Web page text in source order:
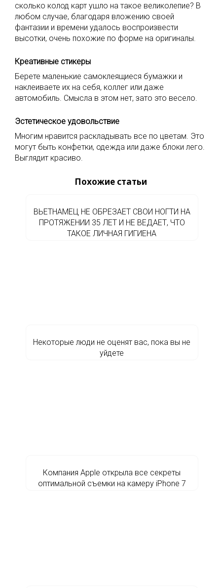
сколько колод карт ушло на такое великолепие? В
любом случае, благодаря вложению своей
фантазии и времени удалось воспроизвести
высотки, очень похожие по форме на оригиналы.
Креативные стикеры
Берете маленькие самоклеящиеся бумажки и
наклеиваете их на себя, коллег или даже
автомобиль. Смысла в этом нет, зато это весело.
Эстетическое удовольствие
Многим нравится раскладывать все по цветам. Это
могут быть конфетки, одежда или даже блоки лего.
Выглядит красиво.
Похожие статьи
ВЬЕТНАМЕЦ НЕ ОБРЕЗАЕТ СВОИ НОГТИ НА
ПРОТЯЖЕНИИ 35 ЛЕТ И НЕ ВЕДАЕТ, ЧТО
ТАКОЕ ЛИЧНАЯ ГИГИЕНА
Некоторые люди не оценят вас, пока вы не
уйдете
Компания Apple открыла все секреты
оптимальной съемки на камеру iPhone 7